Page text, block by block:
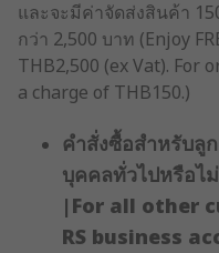
และจะมีค่าจัดส่งสินค้า
กว่า 2,500 บาท (Enjoy
THB2,500 (ex Vat). For
a charge of THB150.)
คำสั่งซื้อสำหรับลู
บุคคลทั่วไปหรือไ
|For all other
RS business